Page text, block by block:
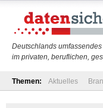
Deutschlands
im privaten, beruflichen,
Themen: Aktuelles